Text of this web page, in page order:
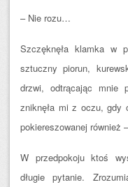
– Nie rozu…
Szczęknęła klamka w
sztuczny piorun,
drzwi, odtrącając mnie
zniknęła mi z oczu, gdy
pokiereszowanej również
W przedpokoju ktoś
długie pytanie.